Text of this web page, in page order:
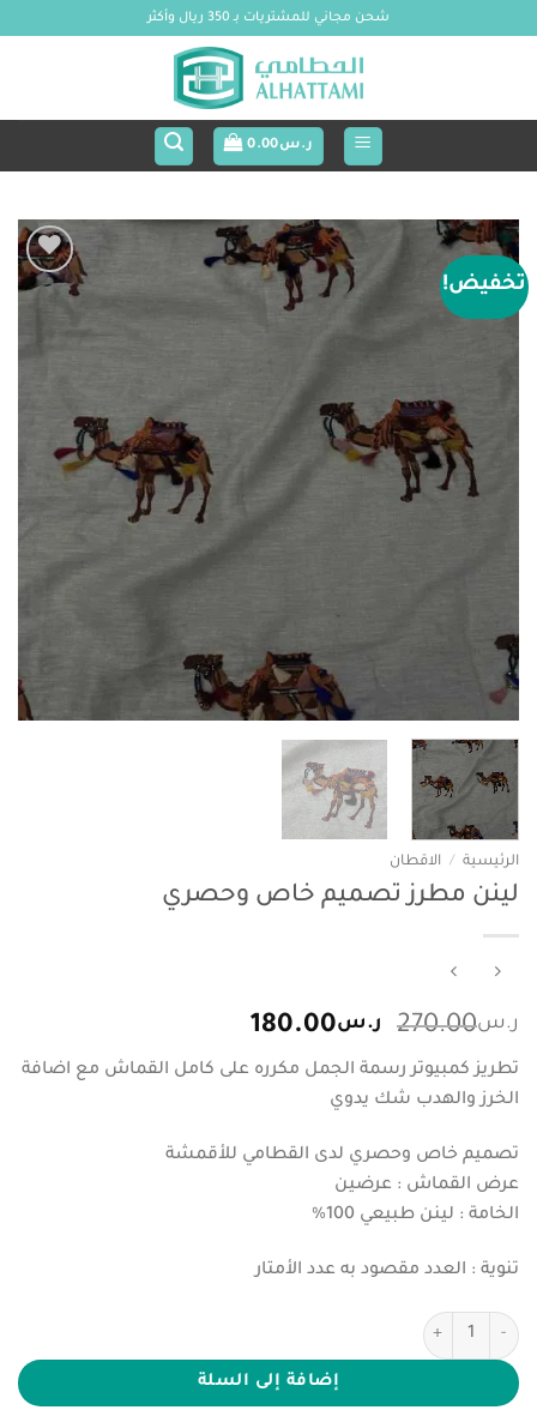
شحن مجاني للمشتريات بـ 350 ريال وأكثر
ر.س0.00
تخفيض!
Add to
الرئيسية / الاقطان
لينن مطرز تصميم خاص وحصري
ر.س270.00 السعر
الأصلي
هو:
ر.س270.00.
ر.س180.00السعر
الحالي
هو:
تطريز كمبيوتر رسمة الجمل مكرره على كامل القماش مع اضافة
الخرز والهدب شك يدوي
تصميم خاص وحصري لدى القطامي للأقمشة
عرض القماش : عرضين
الخامة : لينن طبيعي 100%
تنوية : العدد مقصود به عدد الأمتار
كمية لينن مطرز تصميم خاص وحصري
إضافة إلى السلة